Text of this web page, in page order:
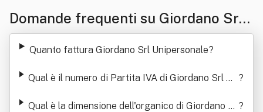
Domande frequenti su Giordano Srl
Unipersonale
Quanto fattura Giordano Srl Unipersonale?
Qual è il numero di Partita IVA di Giordano Srl Un ?
Qual è la dimensione dell'organico di Giordano Sr ?